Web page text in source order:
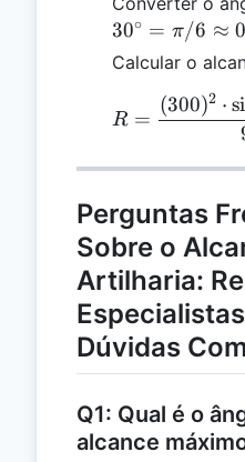
30∘ = π/6 ≈
Calcular o
R =
(300)2 ⋅ si
Perguntas
Sobre o
Artilharia:
Dúvidas
Q1: Qual é o
alcance